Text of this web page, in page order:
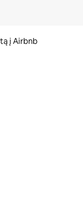
į Airbnb